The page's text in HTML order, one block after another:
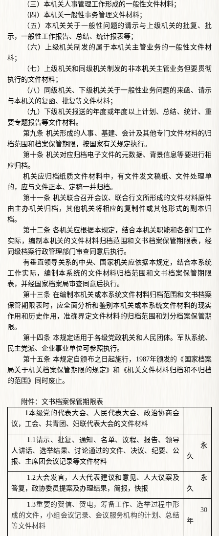
（三）本机关人事管理工作形成的一般性文件材料；
（四）本机关一般性事务管理文件材料；
（五）本机关关于一般性问题的请示与上级机关的批复、批
示，一般性工作报告、总结、统计报表等；
（六）上级机关制发的属于本机关主管业务的一般性文件材
料；
（七）上级机关和同级机关制发的非本机关主管业务但要贯彻
执行的文件材料；
（八）同级机关、下级机关关于一般性业务问题的来函、请示
与本机关的复函、批复等文件材料；
（九）下级机关报送的年度或年度以上计划、总结、统计、重
要专题报告等文件材料。
第九条 机关形成的人事、基建、会计及其他专门文件材料的归
档范围和档案保管期限，按国家有关规定执行。
第十条 机关对应归档电子文件的元数据、背景信息等要进行相
应归档。
机关应归档纸质文件材料中，有文件发文稿纸、文件处理单
的，应与文件正本、定稿一并归档。
第十一条 机关联合召开会议、联合行文所形成的文件材料原件
由主办机关归档，其他机关将相应的复制件或其他形式的副本归
档。
第十二条 各机关应根据本规定，结合本机关职能和各部门工作
实际，编制本机关的文件材料归档范围和文书档案保管期限表，经
同级档案行政管理部门审查同意后执行。
有垂直领导关系的中央、国家机关应依据本规定，结合本系统
工作实际，编制本系统的文件材料归档范围和文书档案保管期限
表，并经国家档案局审查同意后执行。
第十三条 在编制本机关或本系统文件材料归档范围和文书档案
保管期限表时，应全面分析和鉴别本机关或本系统文件材料的现实
作用和历史作用，准确界定文件材料的归档范围和划分档案保管期
限。
第十四条 本规定适用于各级党政机关和人民团体。军队系统、
民主党派、企业事业单位可参照执行。
第十五条 本规定自颁布之日起施行， 1987年颁发的《国家档案
局关于机关档案保管期限的规定》和《机关文件材料归档和不归档
的范围》同时废止。
附件：文书档案保管期限表
1本级党的代表大会、人民代表大会、政治协商会
议，工会、共青团、妇联代表大会的文件材料
1.1请示、批复、通知、名单、议程、报告、领导
人讲话、选举结果、讨论通过的文件、 决议、纪要、公
报、主席团会议记录等文件材料
永
久
1.2大会发言，人大代表建议和意见、人大议案及
答复，政协委员提案及办理结果，简报，快报
永
久
1.3重要的贺信、贺电，筹备工作、选举过程中形
成的文件，小组会议记录、会议服务机构的计划、总结
等文件材料
30
年